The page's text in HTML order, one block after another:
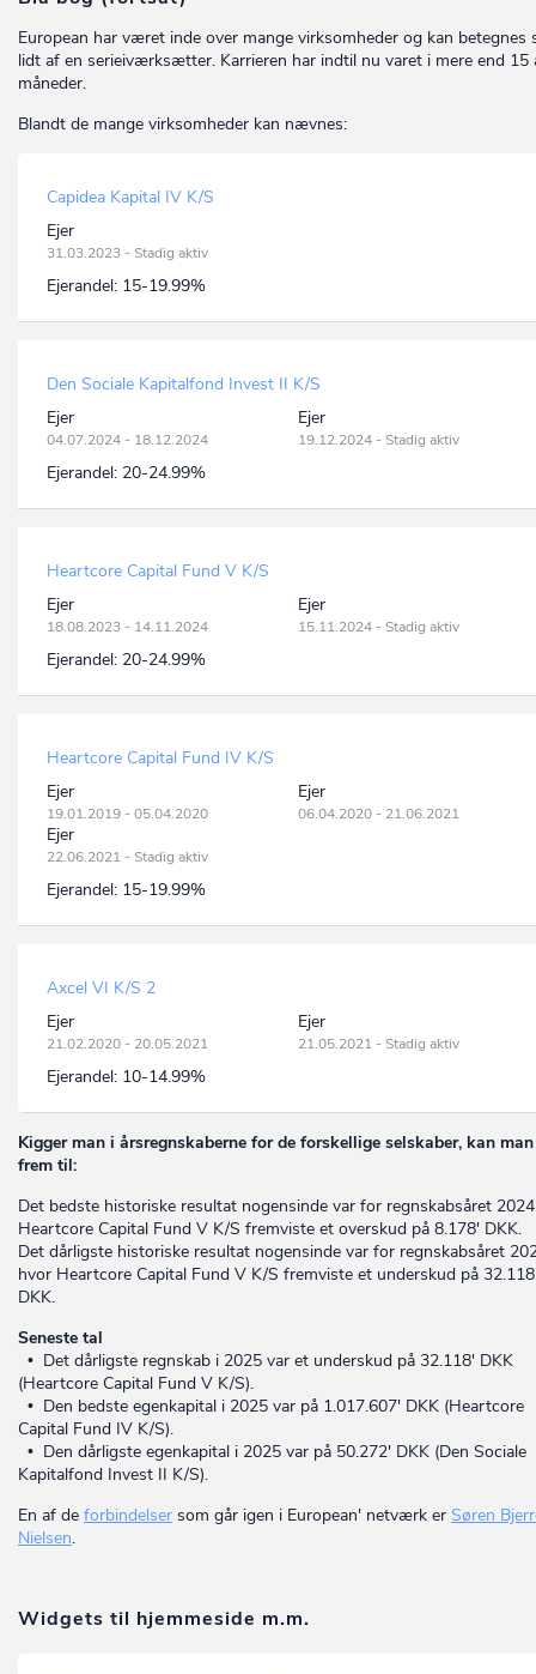
European har været inde over mange virksomheder og kan betegnes
lidt af en serieiværksætter. Karrieren har indtil nu varet i mere end 15
måneder.
Blandt de mange virksomheder kan nævnes:
Capidea Kapital IV K/S
Ejer
31.03.2023 - Stadig aktiv
Ejerandel: 15-19.99%
Den Sociale Kapitalfond Invest II K/S
Ejer
04.07.2024 - 18.12.2024
Ejer
19.12.2024 - Stadig aktiv
Ejerandel: 20-24.99%
Heartcore Capital Fund V K/S
Ejer
18.08.2023 - 14.11.2024
Ejer
15.11.2024 - Stadig aktiv
Ejerandel: 20-24.99%
Heartcore Capital Fund IV K/S
Ejer
19.01.2019 - 05.04.2020
Ejer
06.04.2020 - 21.06.2021
Ejer
22.06.2021 - Stadig aktiv
Ejerandel: 15-19.99%
Axcel VI K/S 2
Ejer
21.02.2020 - 20.05.2021
Ejer
21.05.2021 - Stadig aktiv
Ejerandel: 10-14.99%
Kigger man i årsregnskaberne for de forskellige selskaber, kan
frem til:
Det bedste historiske resultat nogensinde var for regnskabsåret
Heartcore Capital Fund V K/S fremviste et overskud på 8.178' DKK.
Det dårligste historiske resultat nogensinde var for regnskabsåret
hvor Heartcore Capital Fund V K/S fremviste et underskud på
DKK.
Seneste tal
• Det dårligste regnskab i 2025 var et underskud på 32.118' DKK
(Heartcore Capital Fund V K/S).
• Den bedste egenkapital i 2025 var på 1.017.607' DKK (Heartcore
Capital Fund IV K/S).
• Den dårligste egenkapital i 2025 var på 50.272' DKK (Den Sociale
Kapitalfond Invest II K/S).
En af de forbindelser som går igen i European' netværk er Søren
Nielsen.
Widgets til hjemmeside m.m.